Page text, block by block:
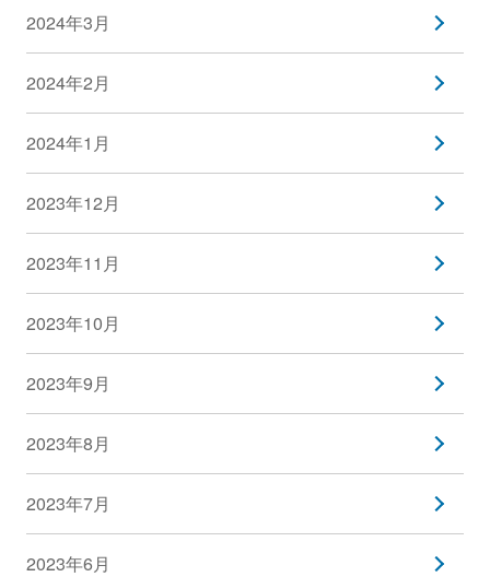
2024年3月
2024年2月
2024年1月
2023年12月
2023年11月
2023年10月
2023年9月
2023年8月
2023年7月
2023年6月